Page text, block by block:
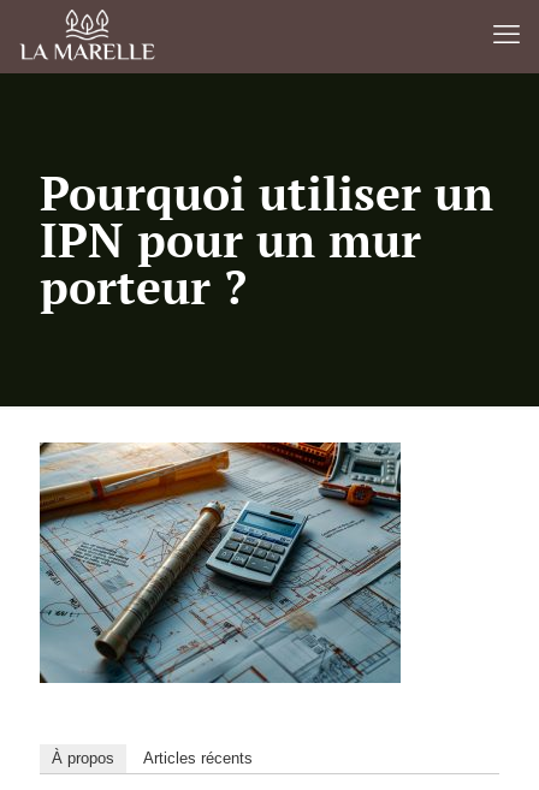
Pourquoi utiliser un
IPN pour un mur
porteur ?
À propos Articles récents